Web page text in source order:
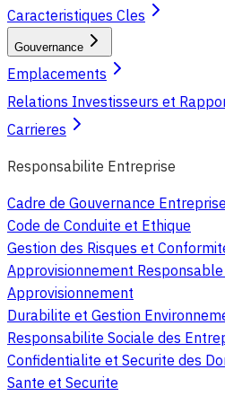
Caracteristiques Cles
Gouvernance
Emplacements
Relations Investisseurs et
Carrieres
Responsabilite Entreprise
Cadre de Gouvernance Entreprise
Code de Conduite et Ethique
Gestion des Risques et
Approvisionnement Responsable
Approvisionnement
Durabilite et Gestion
Responsabilite Sociale des
Confidentialite et Securite des
Sante et Securite